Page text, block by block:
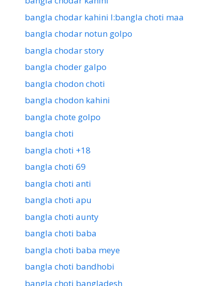
bangla chodar kahini l:bangla choti maa
bangla chodar notun golpo
bangla chodar story
bangla choder galpo
bangla chodon choti
bangla chodon kahini
bangla chote golpo
bangla choti
bangla choti +18
bangla choti 69
bangla choti anti
bangla choti apu
bangla choti aunty
bangla choti baba
bangla choti baba meye
bangla choti bandhobi
bangla choti bangladesh